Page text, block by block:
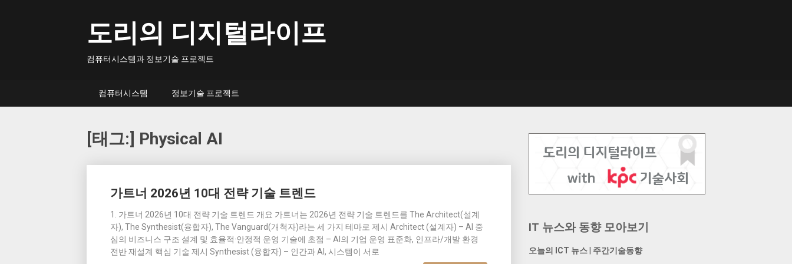
도리의 디지털라이프
컴퓨터시스템과 정보기술 프로젝트
컴퓨터시스템 정보기술 프로젝트
[태그:] Physical AI
가트너 2026년 10대 전략 기술 트렌드
1. 가트너 2026년 10대 전략 기술 트렌드 개요 가트너는 2026년 전략 기술 트렌드를 The Architect(설계
자), The Synthesist(융합자), The Vanguard(개척자)라는 세 가지 테마로 제시 Architect (설계자) – AI 중
심의 비즈니스 구조 설계 및 효율적·안정적 운영 기술에 초점 – AI의 기업 운영 표준화, 인프라/개발 환경
전반 재설계 핵심 기술 제시 Synthesist (융합자) – 인간과 AI, 시스템이 서로
navigation
IT 뉴스와 동향 모아보기
오늘의 ICT 뉴스 주간기술동향